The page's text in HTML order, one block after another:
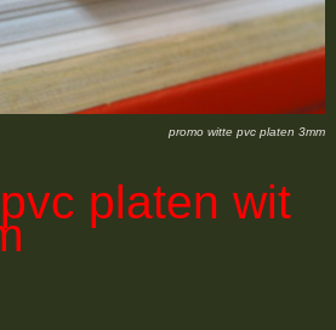
promo witte pvc platen 3mm
pvc platen wit